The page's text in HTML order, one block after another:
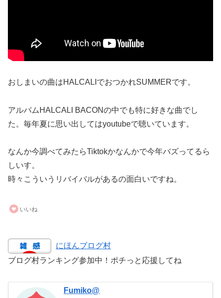
おしまいの曲はHALCALIでおつかれSUMMERです。
アルバムHALCALI BACONの中でも特に好きな曲でし
た。毎年夏に思い出してはyoutubeで聴いています。
なんか今調べてみたらTiktokかなんかで今年バズってるら
しいす。
時々こういうリバイバルがあるの面白いですね。
いいね
にほんブログ村
ブログ村ランキング参加中！ポチっと応援してね
Fumiko@